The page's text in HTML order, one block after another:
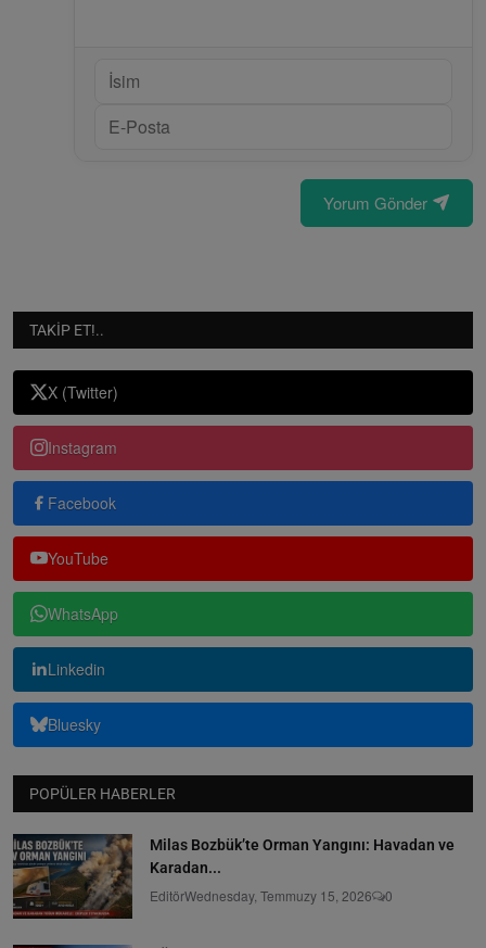
Yorum Gönder
TAKIP ET!..
X (Twitter)
Instagram
Facebook
YouTube
WhatsApp
Linkedin
Bluesky
POPÜLER HABERLER
Milas Bozbük’te Orman Yangını: Havadan ve
Karadan...
EditörWednesday, Temmuzy 15, 2026 0